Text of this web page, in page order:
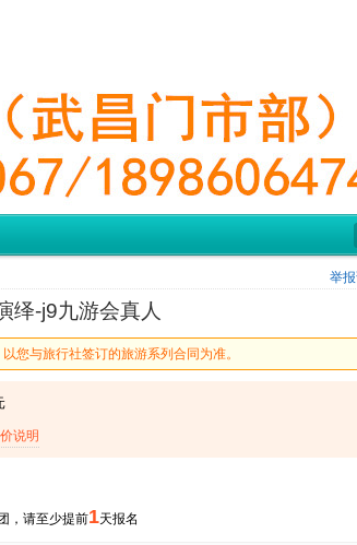
绎-j9九游会真人
您与旅行社签订的旅游系列合同为准。
说明
，请至少提前1天报名
举